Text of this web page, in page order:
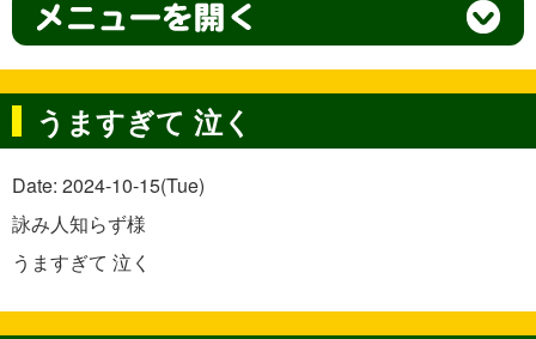
うますぎて 泣く
Date: 2024-10-15(Tue)
詠み人知らず様
うますぎて 泣く